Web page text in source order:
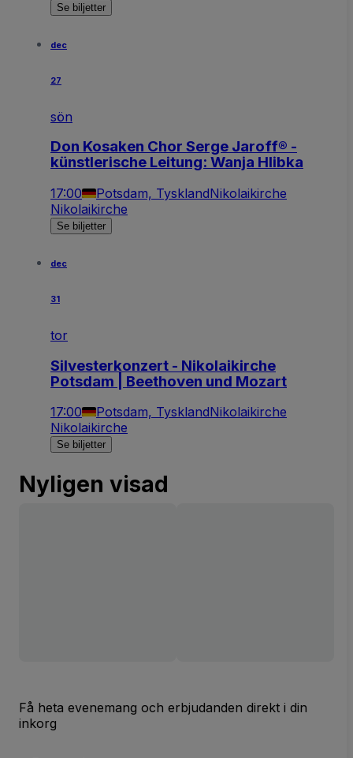
Se biljetter
dec
27
sön
Don Kosaken Chor Serge Jaroff® -
künstlerische Leitung: Wanja Hlibka
17:00 Potsdam, TysklandNikolaikirche
Nikolaikirche
Se biljetter
dec
31
tor
Silvesterkonzert - Nikolaikirche
Potsdam | Beethoven und Mozart
17:00 Potsdam, TysklandNikolaikirche
Nikolaikirche
Se biljetter
Nyligen visad
Få heta evenemang och erbjudanden direkt i din
inkorg